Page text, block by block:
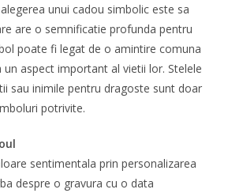
unui cadou simbolic este sa
are o semnificatie profunda pentru
poate fi legat de o amintire comuna
aspect important al vietii lor. Stelele
sau inimile pentru dragoste sunt doar
potrivite.
sentimentala prin personalizarea
despre o gravura cu o data